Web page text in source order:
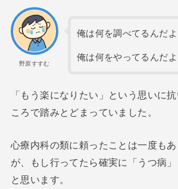
野原すすむ
俺は何を調べてるんだよ
俺は何をやってるんだよ
「もう楽になりたい」という思いに
ころで踏みとどまっていました。
心療内科の類に頼ったことは一度も
が、もし行ってたら確実に「うつ病
と思います。